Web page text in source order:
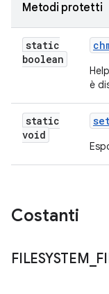
Metodi protetti
static
boolean
è
static
void
Costanti
FILESYSTEM